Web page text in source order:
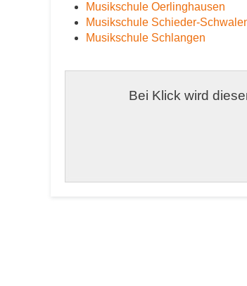
Musikschule Oerlinghausen
Musikschule Schieder-
Musikschule Schlangen
Bei Klick wird